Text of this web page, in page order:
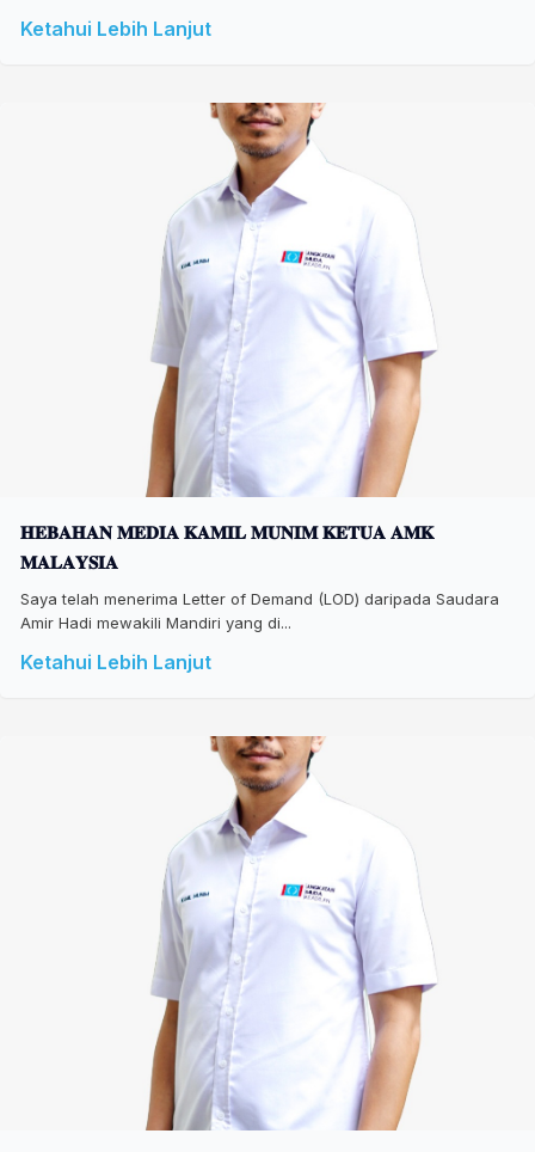
Ketahui Lebih Lanjut
𝐇𝐄𝐁𝐀𝐇𝐀𝐍 𝐌𝐄𝐃𝐈𝐀 𝐊𝐀𝐌𝐈𝐋 𝐌𝐔𝐍𝐈𝐌 𝐊𝐄𝐓𝐔𝐀 𝐀𝐌𝐊
𝐌𝐀𝐋𝐀𝐘𝐒𝐈𝐀
Saya telah menerima Letter of Demand (LOD) daripada Saudara
Amir Hadi mewakili Mandiri yang di...
Ketahui Lebih Lanjut